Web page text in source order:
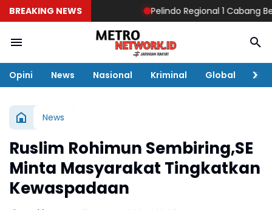
BREAKING NEWS Pelindo Regional 1 Cabang
Opini News Nasional Kriminal Global
News
Ruslim Rohimun Sembiring,SE
Minta Masyarakat Tingkatkan
Kewaspadaan